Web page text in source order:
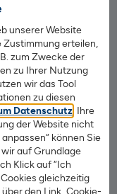
unserer Website
Zustimmung erteilen,
zum Zwecke der
zu Ihrer Nutzung
wir das Tool
zu diesen
Datenschutz . Ihre
der Website nicht
können Sie
auf Grundlage
Klick auf “Ich
gleichzeitig
den Link „Cookie-